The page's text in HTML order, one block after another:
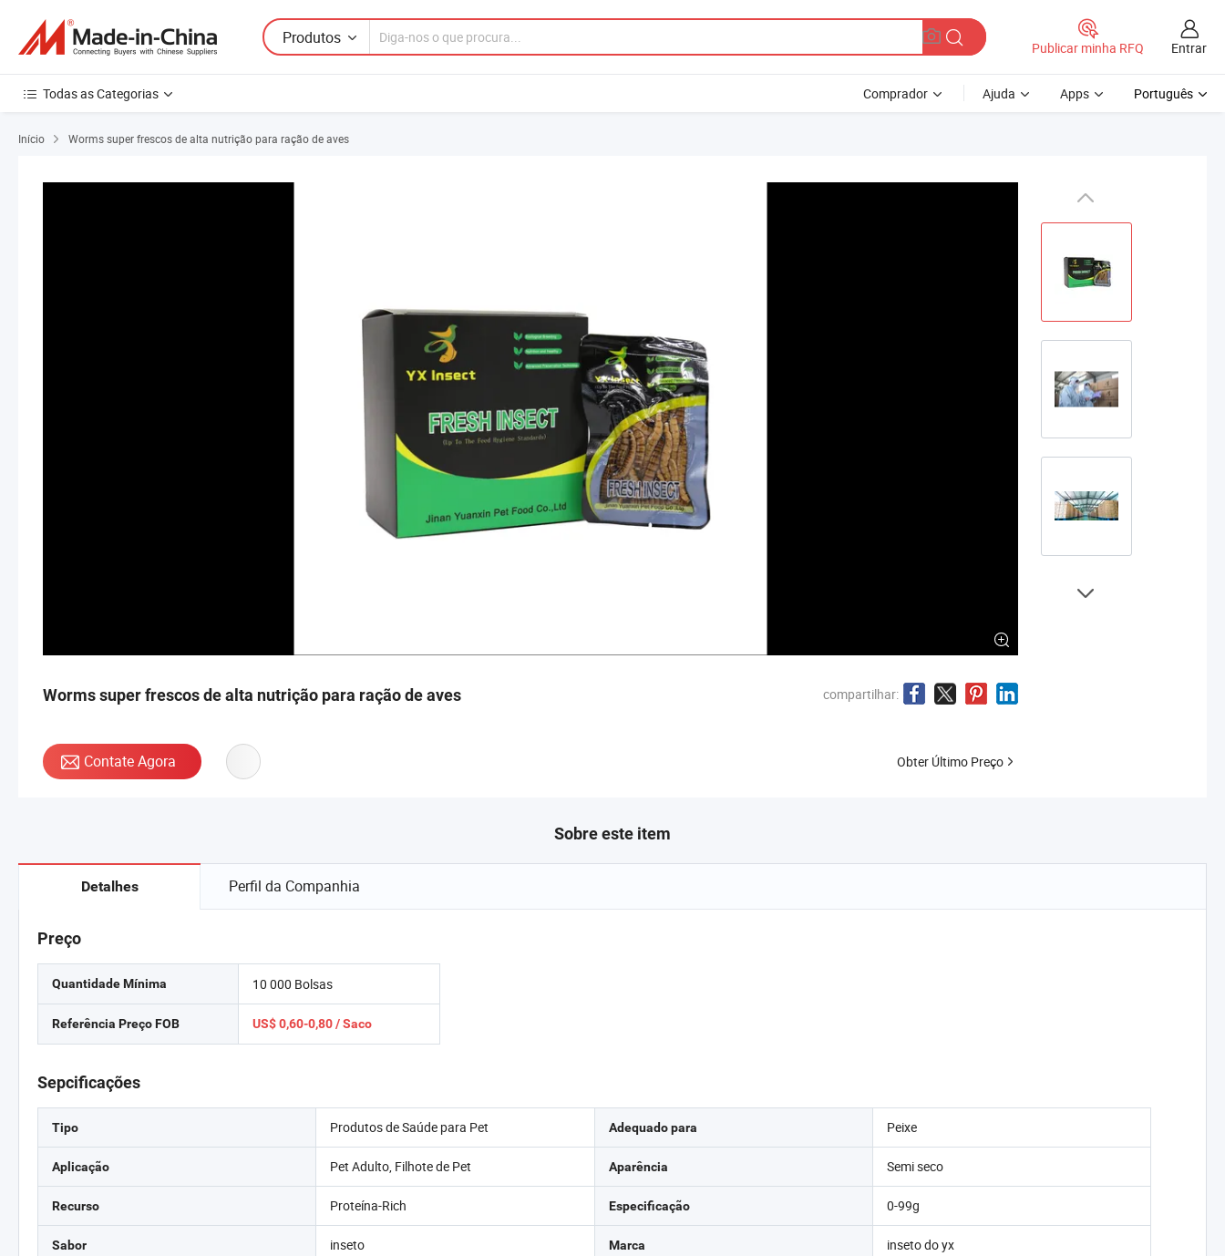
Produtos
Publicar minha RFQ Entrar
Todas as Categorias Comprador Ajuda Apps Português
Início Worms super frescos de alta nutrição para ração de aves
Worms super frescos de alta nutrição para ração de aves compartilhar:
Contate Agora Obter Último Preço
Sobre este item
Detalhes Perfil da Companhia
Preço
Quantidade Mínima
Referência Preço FOB
10 000 Bolsas
US$ 0,60-0,80 / Saco
Sepcificações
Tipo Produtos de Saúde para Pet Adequado para Peixe
Aplicação Pet Adulto, Filhote de Pet Aparência Semi seco
Recurso Proteína-Rich Especificação 0-99g
Sabor inseto Marca inseto do yx